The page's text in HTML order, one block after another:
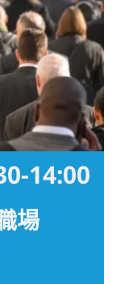
14:00
場